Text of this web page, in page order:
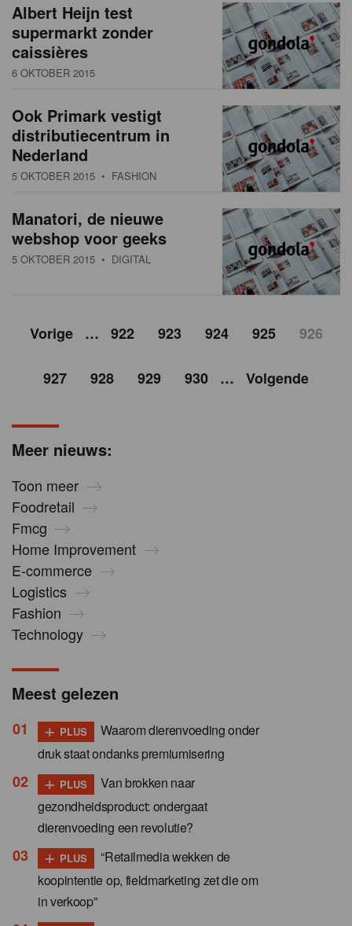
Meer nieuws:
Toon meer
Foodretail
Fmcg
Home Improvement
E-commerce
Logistics
Fashion
Technology
Albert Heijn test
supermarkt zonder
caissières
6 OKTOBER 2015
Ook Primark vestigt
distributiecentrum in
Nederland
5 OKTOBER 2015 • FASHION
Manatori, de nieuwe
webshop voor geeks
5 OKTOBER 2015 • DIGITAL
Vorige … 922 923 924 925 926
927 928 929 930 … Volgende
Meest gelezen
+ PLUS
Waarom dierenvoeding onder
druk staat ondanks premiumisering
+ PLUS
Van brokken naar
gezondheidsproduct: ondergaat
dierenvoeding een revolutie?
+ PLUS
“Retailmedia wekken de
koopintentie op, fieldmarketing zet die om
in verkoop”